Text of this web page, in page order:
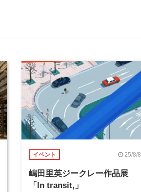
イベント 25/8/8
嶋田里英ジークレー作品展
「In transit,」